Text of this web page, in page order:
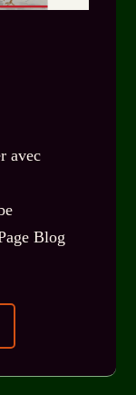
avec
Blog